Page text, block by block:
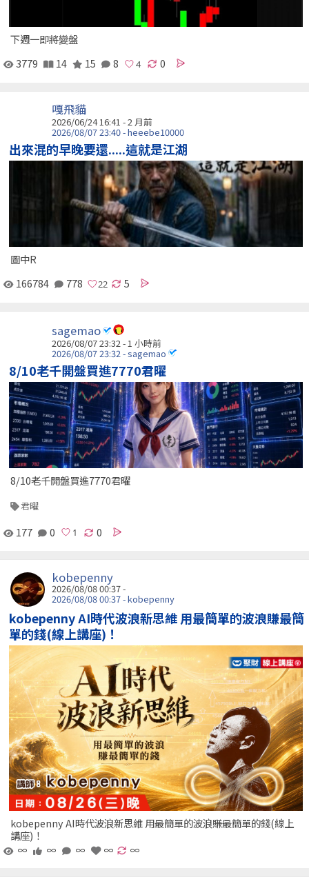
下週一即將變盤
3779
14 15 8 0
嘎飛貓
2026/06/24 16:41 - 2 月前
2026/08/07 23:40 - heeebe10000
出來混的早晚要還.....這就是江湖
圖中R
166784
778 5
sagemao
2026/08/07 23:32 -1 小時前
2026/08/07 23:32 - sagemao
8/10老千開盤買進7770君曜
8/10老千開盤買進7770君曜
君曜
177 0 0
kobepenny
2026/08/08 00:37 -
2026/08/08 00:37 - kobepenny
kobepenny AI時代波浪新思維 用最簡單的波浪賺最簡
單的錢(線上講座)！
kobepenny AI時代波浪新思維 用最簡單的波浪賺最簡單的錢(線上
講座)！
∞
∞ ∞ ∞ ∞